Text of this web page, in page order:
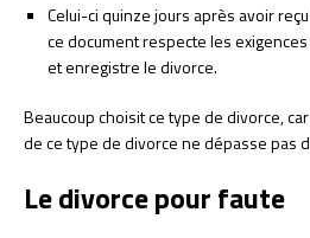
Celui-ci quinze jours après avoir
ce document respecte les
et enregistre le divorce.
Beaucoup choisit ce type de divorce,
de ce type de divorce ne dépasse pas
Le divorce pour faute